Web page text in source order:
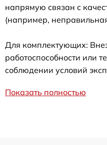
напрямую связан с
(например,
Для комплектующих:
работоспособности или
соблюдении условий
Показать полностью